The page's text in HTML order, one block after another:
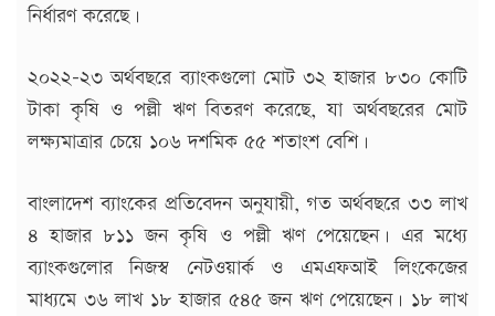
নির্ধারণ করেছে।
২০২২-২৩ অর্থবছরে ব্যাংকগুলো মোট ৩২ হাজার ৮৩০ কোটি
টাকা কৃষি ও পল্লী ঋণ বিতরণ করেছে, যা অর্থবছরের মোট
লক্ষ্যমাত্রার চেয়ে ১০৬ দশমিক ৫৫ শতাংশ বেশি।
বাংলাদেশ ব্যাংকের প্রতিবেদন অনুযায়ী, গত অর্থবছরে ৩৩ লাখ
৪ হাজার ৮১১ জন কৃষি ও পল্লী ঋণ পেয়েছেন। এর মধ্যে
ব্যাংকগুলোর নিজস্ব নেটওয়ার্ক ও এমএফআই লিংকেজের
মাধ্যমে ৩৬ লাখ ১৮ হাজার ৫৪৫ জন ঋণ পেয়েছেন। ১৮ লাখ